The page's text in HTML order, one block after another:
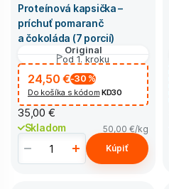
Proteínová kapsička –
príchuť pomaranč
a čokoláda (7 porcií)
Original
od 1. kroku
24,50 €-30 %
Do košíka s kódom KD30
35,00 €
Skladom 50,00 €/kg
Kúpiť